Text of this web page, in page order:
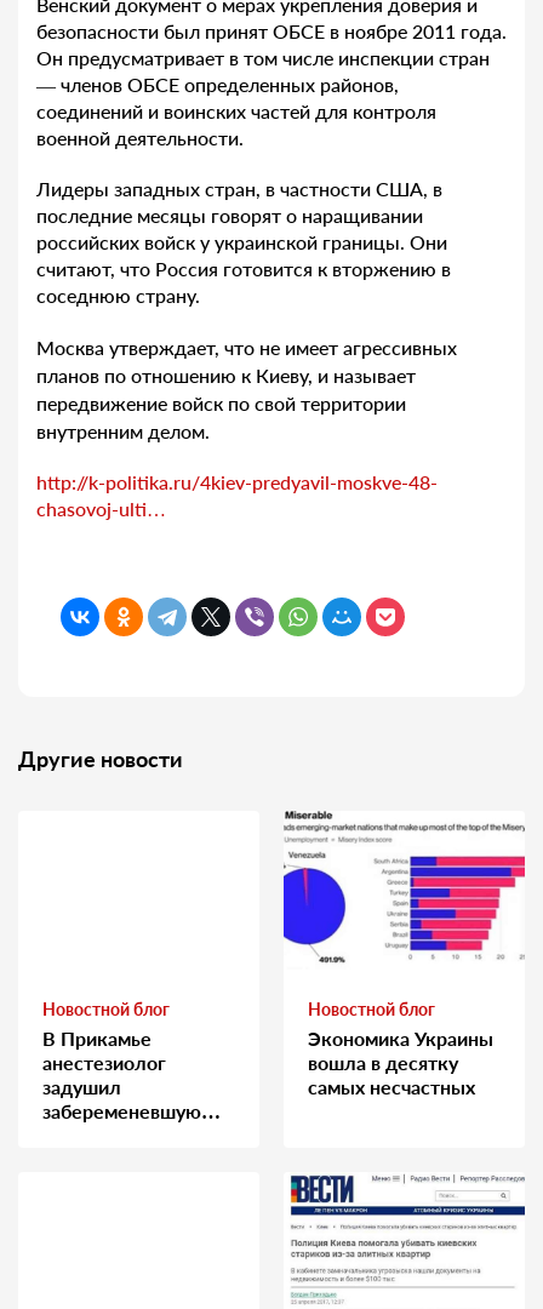
безопасности был принят ОБСЕ в ноябре 2011 года.
Он предусматривает в том числе инспекции стран
— членов ОБСЕ определенных районов,
соединений и воинских частей для контроля
военной деятельности.
Лидеры западных стран, в частности США, в
последние месяцы говорят о наращивании
российских войск у украинской границы. Они
считают, что Россия готовится к вторжению в
соседнюю страну.
Москва утверждает, что не имеет агрессивных
планов по отношению к Киеву, и называет
передвижение войск по свой территории
внутренним делом.
http://k-politika.ru/4kiev-predyavil-moskve-48-
chasovoj-ulti…
Другие новости
Новостной блог
В Прикамье
анестезиолог
задушил
забеременевшую
Новостной блог
Экономика Украины
вошла в десятку
самых несчастных